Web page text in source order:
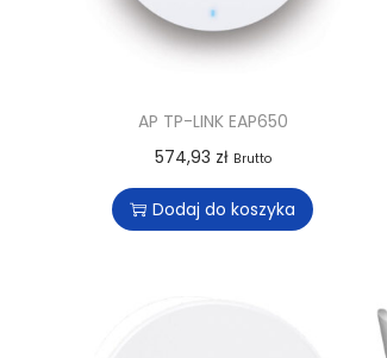
AP TP-LINK EAP650
574,93 zł Brutto
Dodaj do koszyka